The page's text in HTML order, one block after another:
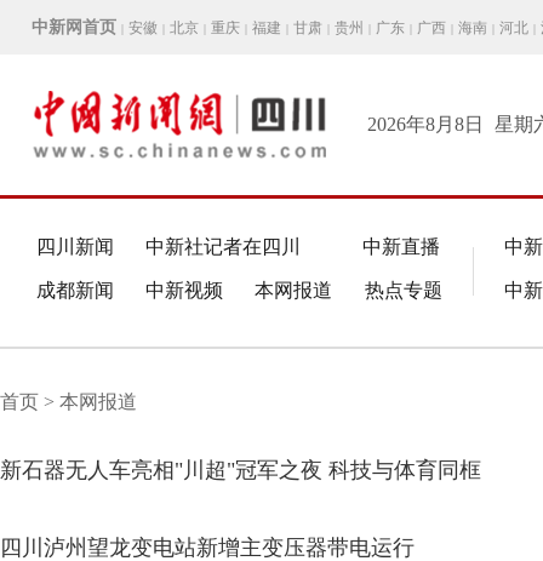
中新网首页 | 安徽 | 北京 | 重庆 | 福建 | 甘肃 | 贵州 | 广东 | 广西 | 海南 | 河北 |
2026年8月8日 星期
四川新闻 中新社记者在四川 中新直播
成都新闻 中新视频 本网报道 热点专题
中
中
首页 > 本网报道
新石器无人车亮相"川超"冠军之夜 科技与体育同框
四川泸州望龙变电站新增主变压器带电运行